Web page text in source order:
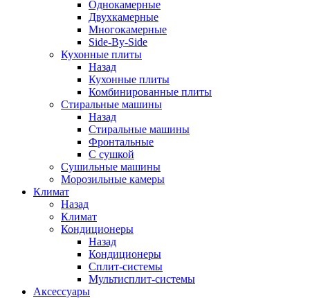
Однокамерные
Двухкамерные
Многокамерные
Side-By-Side
Кухонные плиты
Назад
Кухонные плиты
Комбинированные плиты
Стиральные машины
Назад
Стиральные машины
Фронтальные
С сушкой
Сушильные машины
Морозильные камеры
Климат
Назад
Климат
Кондиционеры
Назад
Кондиционеры
Сплит-системы
Мультисплит-системы
Аксессуары